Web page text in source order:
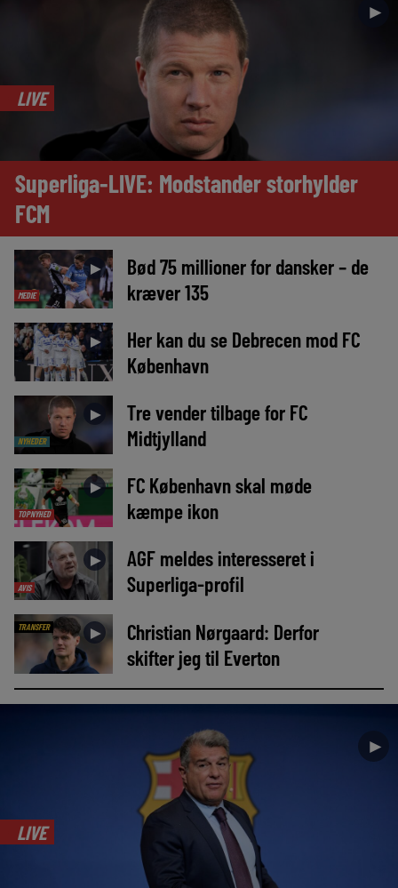
►
LIVE
Superliga-LIVE: Modstander storhylder
FCM
MEDIE
►
Bød 75 millioner for dansker – de
kræver 135
►
Her kan du se Debrecen mod FC
København
NYHEDER
►
Tre vender tilbage for FC
Midtjylland
TOPNYHED
►
FC København skal møde
kæmpe ikon
AVIS
►
AGF meldes interesseret i
Superliga-profil
TRANSFER ►
Christian Nørgaard: Derfor
skifter jeg til Everton
►
LIVE